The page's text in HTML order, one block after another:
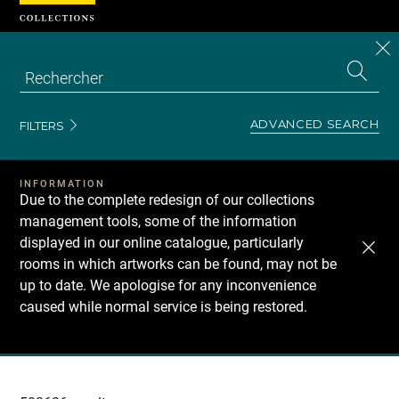
FILTERS ADVANCED SEARCH
INFORMATION
Due to the complete redesign of our collections
management tools, some of the information
displayed in our online catalogue, particularly
rooms in which artworks can be found, may not be
up to date. We apologise for any inconvenience
caused while normal service is being restored.
Recherche
Cookies management panel